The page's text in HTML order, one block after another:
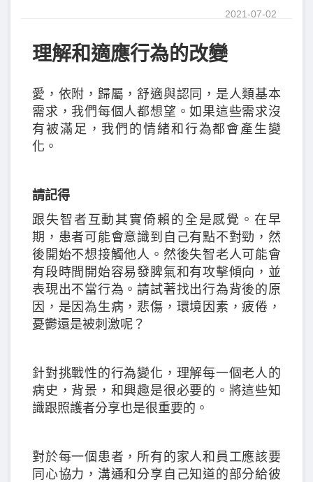
2021-07-02
理解和適應行為的改變
愛，依附，歸屬，舒適與認同，是人類基本
需求，我們每個人都想望。如果這些需求沒
有被滿足，我們的情緒和行為都會產生變
化。
請記得
跟失智者互動其實倚賴的全是感覺。在早
期，患者可能會意識到自己有點不對勁，然
後開始不想接觸他人。然後失智老人可能會
有段時間開始容易發脾氣和有攻擊傾向，並
表現出不當行為。請試著找出行為背後的原
因，是因為生病，悲傷，環境因素，疲倦，
憂鬱還是被刺激呢？
針對挑戰性的行為變化，理解每一個老人的
病史，背景，和興趣是很必要的。將這些知
識跟照護者分享也是很重要的。
對於每一個患者，所有的家人和員工應該要
同心協力，溝通和分享自己知道的部分給彼